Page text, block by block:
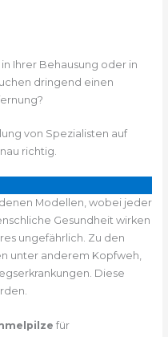
Ihrer Behausung oder in
dringend einen
von Spezialisten auf
richtig.
Modellen, wobei jeder
Gesundheit wirken
ungefährlich. Zu den
unter anderem Kopfweh,
Diese
für